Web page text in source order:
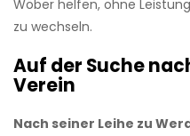
Wöber helfen, ohne
zu wechseln.
Auf der Suche
Verein
Nach seiner Leihe zu